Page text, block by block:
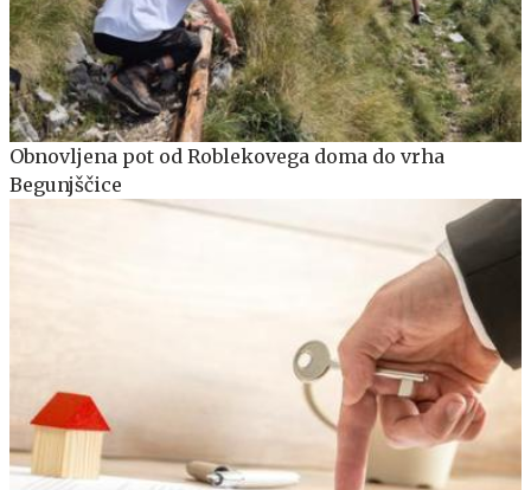
Obnovljena pot od Roblekovega doma do vrha
Begunjščice